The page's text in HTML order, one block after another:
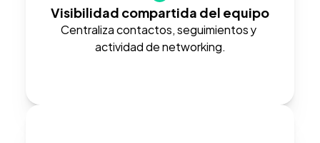
Visibilidad compartida del equipo
Centraliza contactos, seguimientos y
actividad de networking.